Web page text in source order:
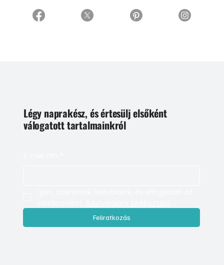
Légy naprakész, és értesülj elsőként
válogatott tartalmainkról
Feliratkozás